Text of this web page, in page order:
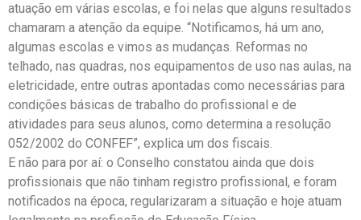
atuação em várias escolas, e foi nelas que alguns resultados
chamaram a atenção da equipe. “Notificamos, há um ano,
algumas escolas e vimos as mudanças. Reformas no
telhado, nas quadras, nos equipamentos de uso nas aulas, na
eletricidade, entre outras apontadas como necessárias para
condições básicas de trabalho do profissional e de
atividades para seus alunos, como determina a resolução
052/2002 do CONFEF”, explica um dos fiscais.
E não para por aí: o Conselho constatou ainda que dois
profissionais que não tinham registro profissional, e foram
notificados na época, regularizaram a situação e hoje atuam